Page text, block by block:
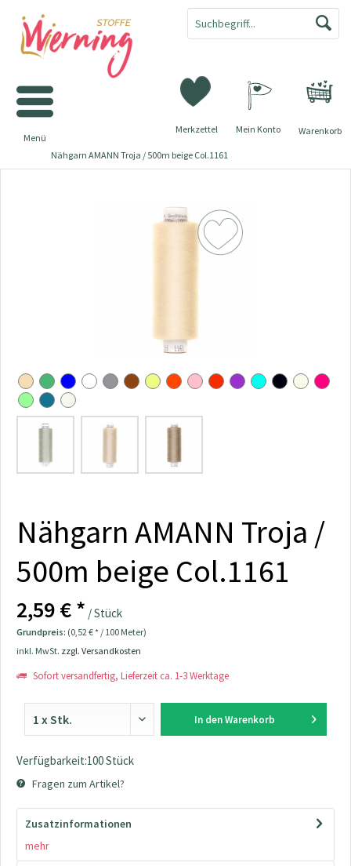
Warenkorb
Merkzettel Mein Konto
Menü
Nähgarn AMANN Troja / 500m beige Col.1161
Nähgarn AMANN Troja /
500m beige Col.1161
2,59 € * / Stück
Grundpreis: (0,52 € * / 100 Meter)
inkl. MwSt. zzgl. Versandkosten
Sofort versandfertig, Lieferzeit ca. 1-3 Werktage
In den Warenkorb
Verfügbarkeit:100 Stück
Fragen zum Artikel?
Zusatzinformationen
mehr